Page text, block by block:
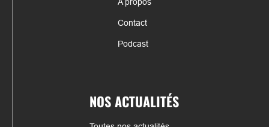
Contact
Podcast
NOS ACTUALITÉS